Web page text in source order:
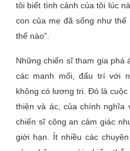
tôi biết tình cảnh của tôi lúc
con của mẹ đã sống như
thế nào”.
Những chiến sĩ tham gia phá
các manh mối, đấu trí với
không có lương tri. Đó là
thiện và ác, của chính nghĩa
chiến sĩ công an cảm giác
giới hạn. Ít nhiều các